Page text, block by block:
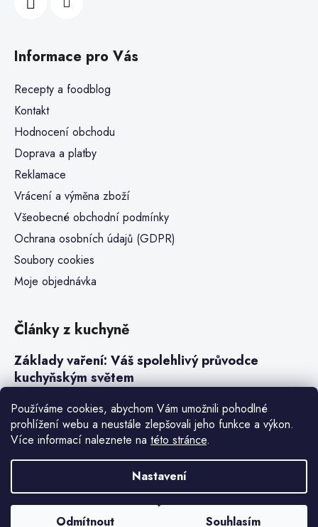
Používáme cookies, abychom Vám umožnili pohodlné
prohlížení webu a neustále zlepšovali jeho funkce a výkon.
Více informací naleznete na této stránce.
Nastavení
Odmítnout Souhlasím
Informace pro Vás
Recepty a foodblog
Kontakt
Hodnocení obchodu
Doprava a platby
Reklamace
Vrácení a výměna zboží
Všeobecné obchodní podmínky
Ochrana osobních údajů (GDPR)
Soubory cookies
Moje objednávka
Články z kuchyně
Základy vaření: Váš spolehlivý průvodce
kuchyňským světem
Steaky a sous-vide vaření
Jak vařit v tlakovém hrnci neboli papiňáku
Vytvořil Shoptet Premium